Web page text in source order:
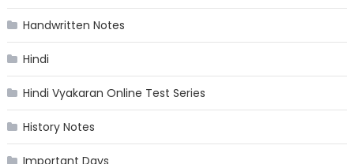
Handwritten Notes
Hindi
Hindi Vyakaran Online Test Series
History Notes
Important Days